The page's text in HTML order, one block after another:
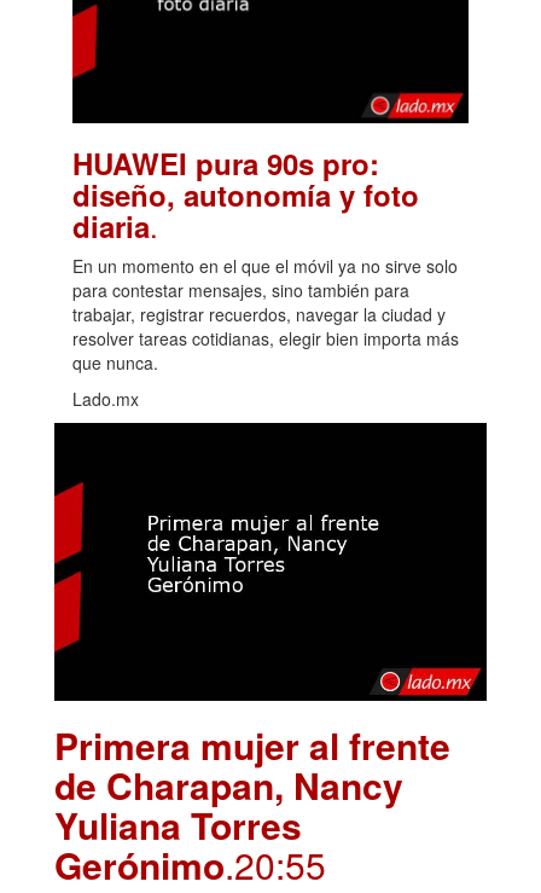
HUAWEI pura 90s pro:
diseño, autonomía y foto
diaria.
En un momento en el que el móvil ya no sirve solo
para contestar mensajes, sino también para
trabajar, registrar recuerdos, navegar la ciudad y
resolver tareas cotidianas, elegir bien importa más
que nunca.
Lado.mx
Primera mujer al frente
de Charapan, Nancy
Yuliana Torres
Gerónimo.20:55